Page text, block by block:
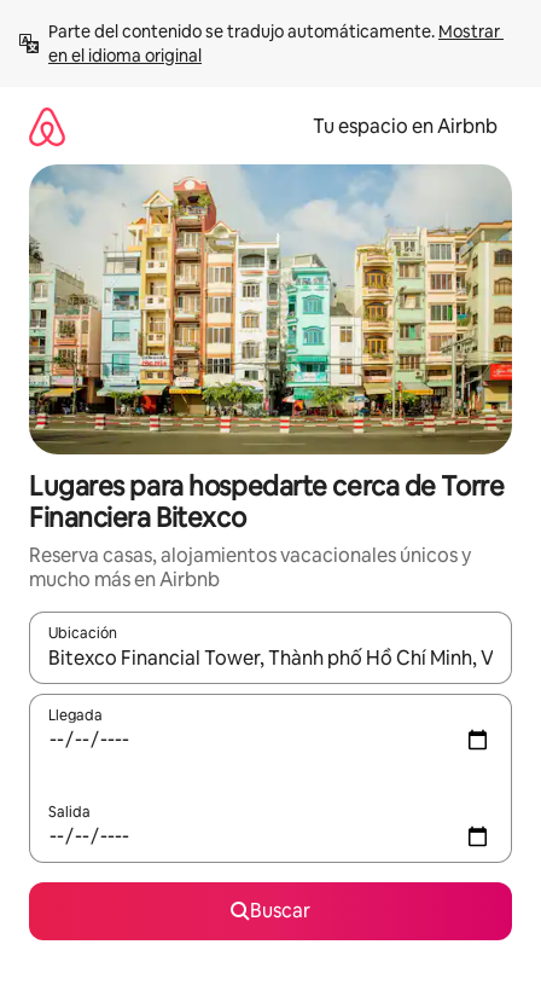
contenido
Parte del contenido se tradujo automáticamente. Mostrar
en el idioma original
Tu espacio en Airbnb
Lugares para hospedarte cerca de Torre
Financiera Bitexco
Reserva casas, alojamientos vacacionales únicos y
mucho más en Airbnb
Ubicación
Cuando los resultados estén disponibles, podrás navegar
Llegada
Salida
Buscar